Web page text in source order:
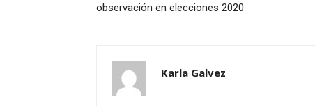
observación en elecciones 2020
Karla Galvez